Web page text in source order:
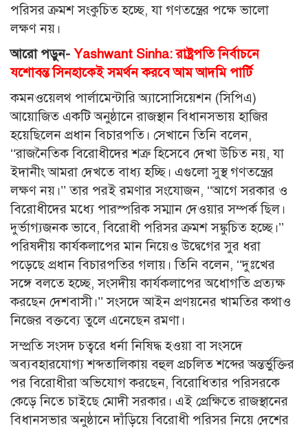
পরিসর ক্রমশ সংকুচিত হচ্ছে, যা গণতন্ত্রের পক্ষে ভালো
লক্ষণ নয়।
আরো পড়ুন- Yashwant Sinha: রাষ্ট্রপতি নির্বাচনে
যশোবন্ত সিনহাকেই সমর্থন করবে আম আদমি পার্টি
কমনওয়েলথ পার্লামেন্টারি অ্যাসোসিয়েশন (সিপিএ)
আয়োজিত একটি অনুষ্ঠানে রাজস্থান বিধানসভায় হাজির
হয়েছিলেন প্রধান বিচারপতি। সেখানে তিনি বলেন,
‘‘রাজনৈতিক বিরোধীদের শত্রু হিসেবে দেখা উচিত নয়, যা
ইদানীং আমরা দেখতে বাধ্য হচ্ছি। এগুলো সুস্থ গণতন্ত্রের
লক্ষণ নয়।’’ তার পরই রমণার সংযোজন, ‘‘আগে সরকার ও
বিরোধীদের মধ্যে পারস্পরিক সম্মান দেওয়ার সম্পর্ক ছিল।
দুর্ভাগ্যজনক ভাবে, বিরোধী পরিসর ক্রমশ সঙ্কুচিত হচ্ছে।’’
পরিষদীয় কার্যকলাপের মান নিয়েও উদ্বেগের সুর ধরা
পড়েছে প্রধান বিচারপতির গলায়। তিনি বলেন, ‘‘দুঃখের
সঙ্গে বলতে হচ্ছে, সংসদীয় কার্যকলাপের অধোগতি প্রত্যক্ষ
করছেন দেশবাসী।’’ সংসদে আইন প্রণয়নের খামতির কথাও
নিজের বক্তব্যে তুলে এনেছেন রমণা।
সম্প্রতি সংসদ চত্বরে ধর্না নিষিদ্ধ হওয়া বা সংসদে
অব্যবহারযোগ্য শব্দতালিকায় বহুল প্রচলিত শব্দের অন্তর্ভুক্তির
পর বিরোধীরা অভিযোগ করছেন, বিরোধিতার পরিসরকে
কেড়ে নিতে চাইছে মোদী সরকার। এই প্রেক্ষিতে রাজস্থানের
বিধানসভার অনুষ্ঠানে দাঁড়িয়ে বিরোধী পরিসর নিয়ে দেশের